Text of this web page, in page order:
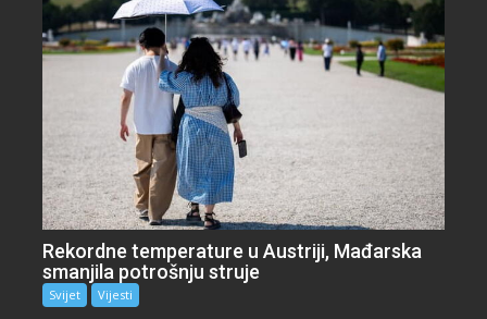
Rekordne temperature u Austriji, Mađarska
smanjila potrošnju struje
Svijet Vijesti